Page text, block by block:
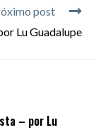
post
Lu Guadalupe
– por Lu